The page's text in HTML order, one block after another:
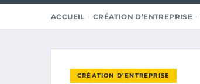
ACCUEIL CRÉATION D’ENTREPRISE
CRÉATION D’ENTREPRISE